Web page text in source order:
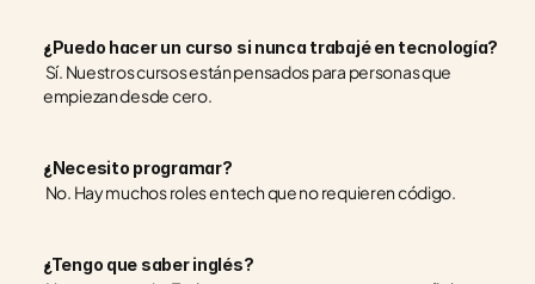
¿Puedo hacer un curso si nunca trabajé en tecnología?
empiezan desde cero.
¿Necesito programar?
No. Hay muchos roles en tech que no requieren código.
¿Tengo que saber inglés?